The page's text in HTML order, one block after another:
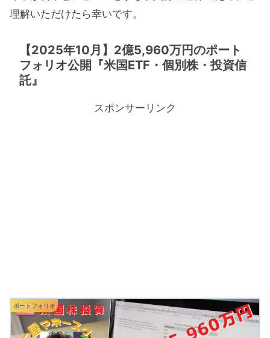
理解いただけたら幸いです。
【2025年10月】2億5,960万円のポート
フォリオ公開『米国ETF・個別株・投資信
託』
スポンサーリンク
ポートフォリオ